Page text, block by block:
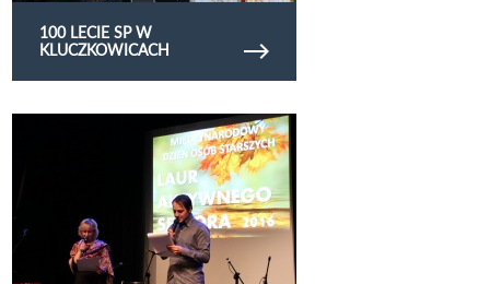
100 LECIE SP W
KLUCZKOWICACH
Obejrzyj galerię zdjęć laur seniora 2016